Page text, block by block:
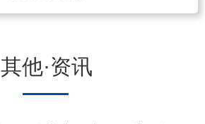
其他·资讯